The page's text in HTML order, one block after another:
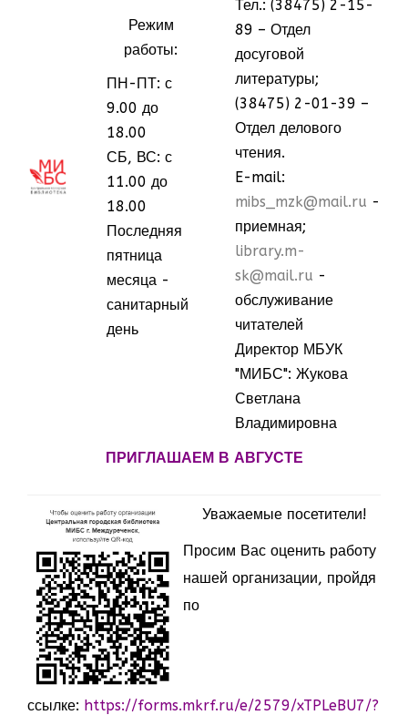
Режим
работы:
ПН-ПТ: с
9.00 до
18.00
СБ, ВС: с
11.00 до
18.00
Последняя
пятница
месяца -
санитарный
день
Тел.: (38475) 2-15-
89 – Отдел
досуговой
литературы;
(38475) 2-01-39 –
Отдел делового
чтения.
E-mail:
mibs_mzk@mail.ru -
приемная;
library.m-
sk@mail.ru -
обслуживание
читателей
Директор МБУК
"МИБС": Жукова
Светлана
Владимировна
ПРИГЛАШАЕМ В АВГУСТЕ
Уважаемые посетители!
Просим Вас оценить работу
нашей организации, пройдя
по
ссылке: https://forms.mkrf.ru/e/2579/xTPLeBU7/?